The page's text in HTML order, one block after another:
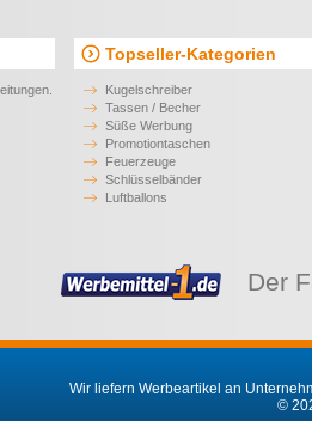
Topseller-Kategorien
Kugelschreiber
Tassen / Becher
Süße Werbung
Promotiontaschen
Feuerzeuge
Schlüsselbänder
Luftballons
Der
Wir liefern Werbeartikel an
©